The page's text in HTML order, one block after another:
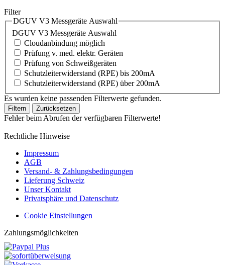
Filter
DGUV V3 Messgeräte Auswahl
DGUV V3 Messgeräte Auswahl
Cloudanbindung möglich
Prüfung v. med. elektr. Geräten
Prüfung von Schweißgeräten
Schutzleiterwiderstand (RPE) bis 200mA
Schutzleiterwiderstand (RPE) über 200mA
Es wurden keine passenden Filterwerte gefunden.
Filtern Zurücksetzen
Fehler beim Abrufen der verfügbaren Filterwerte!
Rechtliche Hinweise
Impressum
AGB
Versand- & Zahlungsbedingungen
Lieferung Schweiz
Unser Kontakt
Privatsphäre und Datenschutz
Cookie Einstellungen
Zahlungsmöglichkeiten